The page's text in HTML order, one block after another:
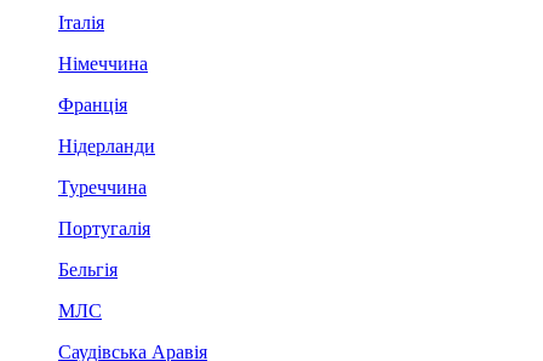
Італія
Німеччина
Франція
Нідерланди
Туреччина
Португалія
Бельгія
МЛС
Саудівська Аравія